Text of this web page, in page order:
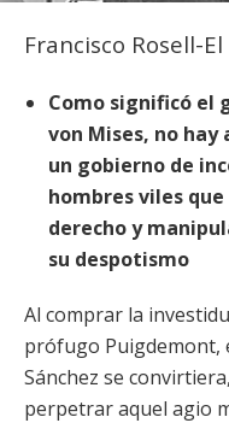
Francisco Rosell-
Como significó el
von Mises, no
un gobierno de
hombres viles
derecho y
su despotismo
Al comprar la
prófugo Puigdemont,
Sánchez se
perpetrar aquel agio